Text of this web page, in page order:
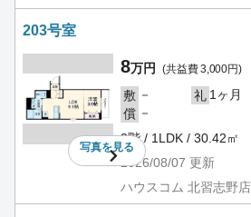
203号室
写真を見る
8万円 (共益費 3,000円)
敷 － 礼 1ヶ月
償 －
2階 / 1LDK / 30.42㎡
2026/08/07 更新
ハウスコム 北習志野店